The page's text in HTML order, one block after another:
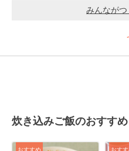
みんなが
炊き込みご飯のおすす
おすすめ おす